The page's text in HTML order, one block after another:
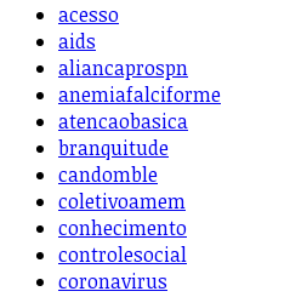
acesso
aids
aliancaprospn
anemiafalciforme
atencaobasica
branquitude
candomble
coletivoamem
conhecimento
controlesocial
coronavirus